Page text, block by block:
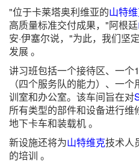
"位于卡莱塔奥利维亚的山特
高质量标准交付成果，"阿根廷
安·伊塞尔说，"为此，我们坚
发展 。
讲习班包括一个接待区、一个
（四个服务队的能力）、一
训室和办公室。该车间旨在对
所有类型的部件和设备进行维
地下卡车和装载机 。
新设施还将为山特维克技术人
的培训 。